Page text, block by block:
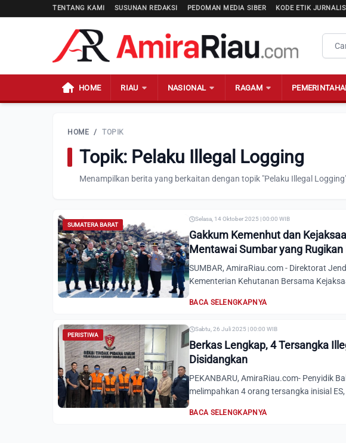
TENTANG KAMI SUSUNAN REDAKSI PEDOMAN MEDIA SIBER KODE ETIK
HOME RIAU NASIONAL RAGAM
HOME / TOPIK
Topik: Pelaku Illegal Logging
Menampilkan berita yang berkaitan dengan topik "Pelaku Illegal
SUMATERA BARAT
Selasa, 14 Oktober 2025 | 00:00 WIB
Gakkum Kemenhut dan
Mentawai Sumbar yang
SUMBAR, AmiraRiau.com - Direktorat
Kementerian Kehutanan Bersama
BACA SELENGKAPNYA
PERISTIWA
Sabtu, 26 Juli 2025 | 00:00 WIB
Berkas Lengkap, 4 Tersangka
Disidangkan
PEKANBARU, AmiraRiau.com- Penyidik
melimpahkan 4 orang tersangka inisial ES,
BACA SELENGKAPNYA